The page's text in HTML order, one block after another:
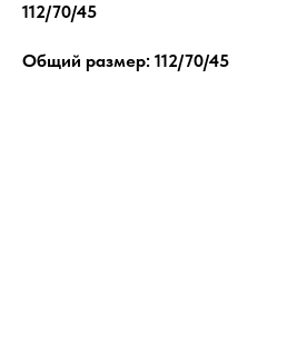
112/70/45
Общий размер: 112/70/45